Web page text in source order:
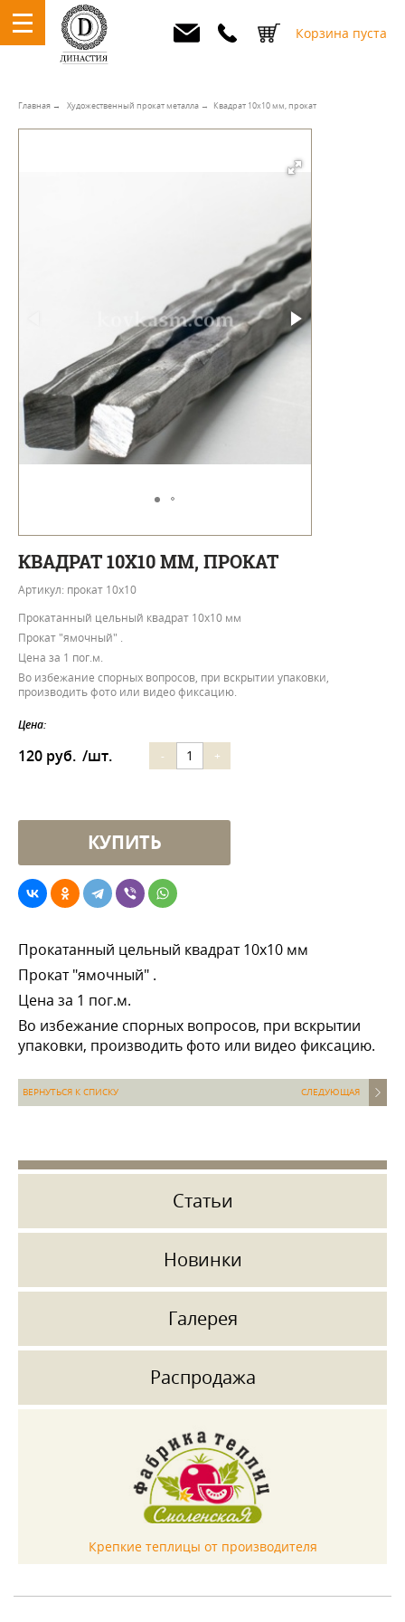
Корзина пуста
Статьи
Новинки
Галерея
Распродажа
Крепкие теплицы от производителя
Главная Художественный прокат металла Квадрат 10х10 мм, прокат
КВАДРАТ 10Х10 ММ, ПРОКАТ
Артикул: прокат 10х10
Прокатанный цельный квадрат 10х10 мм
Прокат "ямочный" .
Цена за 1 пог.м.
Во избежание спорных вопросов, при вскрытии упаковки,
производить фото или видео фиксацию.
Цена:
120 руб. /шт. - +
Прокатанный цельный квадрат 10х10 мм
Прокат "ямочный" .
Цена за 1 пог.м.
Во избежание спорных вопросов, при вскрытии
упаковки, производить фото или видео фиксацию.
ВЕРНУТЬСЯ К СПИСКУ СЛЕДУЮЩАЯ